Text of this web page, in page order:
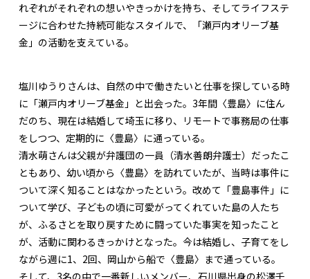
れぞれがそれぞれの想いやきっかけを持ち、そしてライフステ
ージに合わせた持続可能なスタイルで、「瀬戸内オリーブ基
金」の活動を支えている。
塩川ゆうりさんは、自然の中で働きたいと仕事を探している時
に「瀬戸内オリーブ基金」と出会った。3年間〈豊島〉に住ん
だのち、現在は結婚して埼玉に移り、リモートで事務局の仕事
をしつつ、定期的に〈豊島〉に通っている。
清水萌さんは父親が弁護団の一員（清水善朗弁護士）だったこ
ともあり、幼い頃から〈豊島〉を訪れていたが、当時は事件に
ついて深く知ることはなかったという。改めて「豊島事件」に
ついて学び、子どもの頃に可愛がってくれていた島の人たち
が、ふるさとを取り戻すために闘っていた事実を知ったこと
が、活動に関わるきっかけとなった。今は結婚し、子育てをし
ながら週に1、2回、岡山から船で〈豊島〉まで通っている。